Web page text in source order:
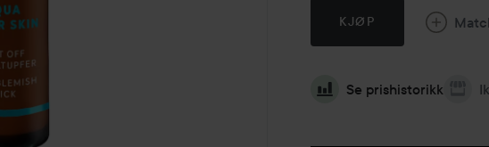
KJØP
Se prishistorikk